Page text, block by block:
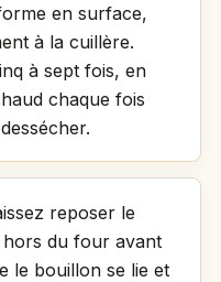
en surface,
à la cuillère.
à sept fois, en
chaque fois
reposer le
hors du four avant
le bouillon se lie et